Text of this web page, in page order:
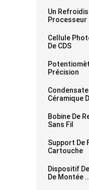
Un
Processeur
Cellule
De CDS
Précision
Céramique
Bobine De
Sans Fil
Support De
Cartouche
Dispositif
De Montée